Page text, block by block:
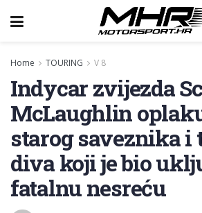
Home TOURING V 8
Indycar zvijezda
McLaughlin
starog saveznika i
diva koji je bio
fatalnu nesreću